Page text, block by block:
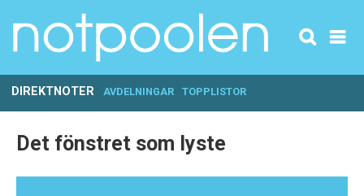
DIREKTNOTER AVDELNINGAR TOPPLISTOR
Det fönstret som lyste